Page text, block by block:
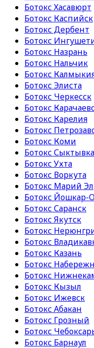
Ботокс Хасавюрт
Ботокс Каспийск
Ботокс Дербент
Ботокс
Ботокс Назрань
Ботокс Нальчик
Ботокс
Ботокс Элиста
Ботокс Черкесск
Ботокс
Ботокс Карелия
Ботокс
Ботокс Коми
Ботокс
Ботокс Ухта
Ботокс Воркута
Ботокс Марий Эл
Ботокс Йошкар-
Ботокс Саранск
Ботокс Якутск
Ботокс
Ботокс
Ботокс Казань
Ботокс
Ботокс
Ботокс Кызыл
Ботокс Ижевск
Ботокс Абакан
Ботокс Грозный
Ботокс
Ботокс Барнаул